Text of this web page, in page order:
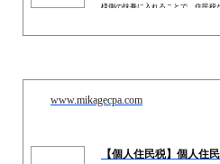
様側の扶養に入れることで、住民税
www.mikagecpa.com
【個人住民税】個人住